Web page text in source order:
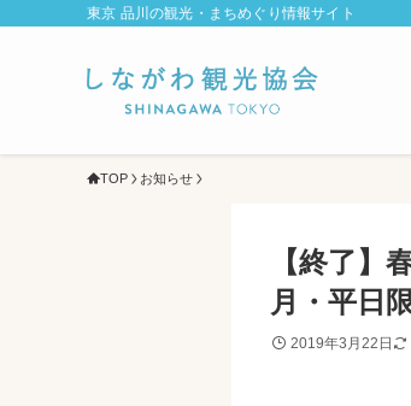
東京 品川の観光・まちめぐり情報サイト
TOP お知らせ
【終了】
月・平日
2019年3月22日